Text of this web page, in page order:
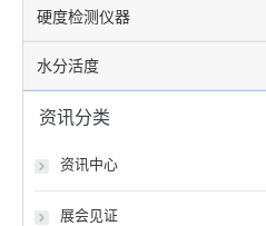
硬度检测仪器
水分活度
资讯分类
资讯中心
展会见证